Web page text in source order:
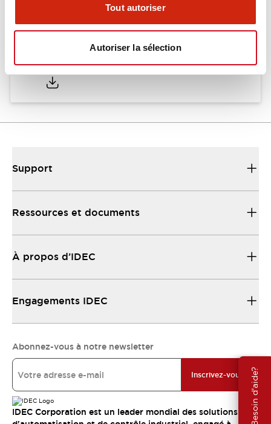
Tout autoriser
Autoriser la sélection
Besoin d'aide?
29/08/2025.PDF770.46KB
Support
Ressources et documents
À propos d’IDEC
Engagements IDEC
Abonnez-vous à notre newsletter
Inscrivez-vous
IDEC Corporation est un leader mondial des solutions